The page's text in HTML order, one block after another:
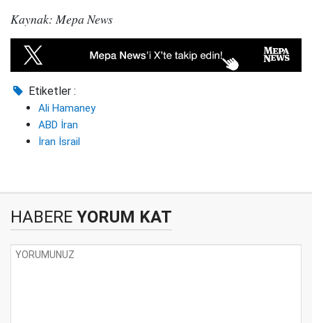
Kaynak: Mepa News
Etiketler :
Ali Hamaney
ABD İran
İran İsrail
HABERE YORUM KAT